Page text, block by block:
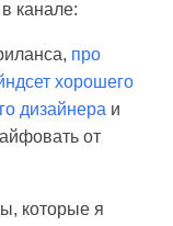
канале:
про
хорошего
дизайнера и
от
которые я